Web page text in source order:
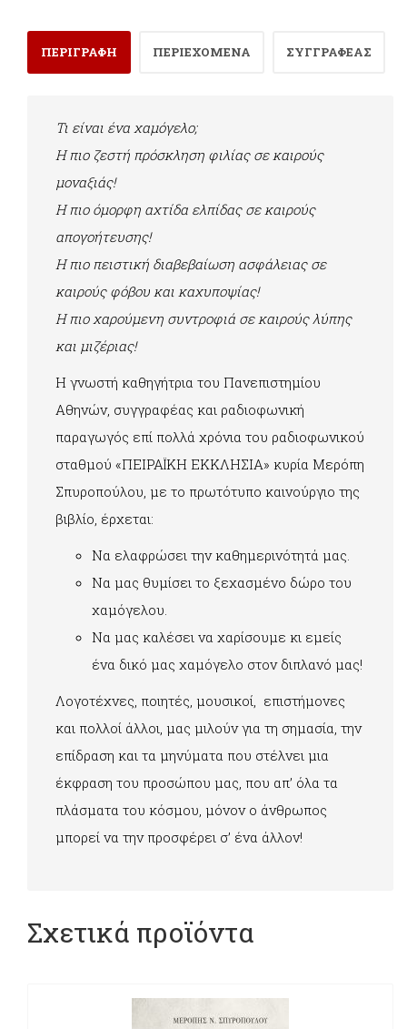
ΠΕΡΙΓΡΑΦΗ ΠΕΡΙΕΧΟΜΕΝΑ ΣΥΓΓΡΑΦΕΑΣ
Τι είναι ένα χαμόγελο;
Η πιο ζεστή πρόσκληση φιλίας σε καιρούς
μοναξιάς!
Η πιο όμορφη αχτίδα ελπίδας σε καιρούς
απογοήτευσης!
Η πιο πειστική διαβεβαίωση ασφάλειας σε
καιρούς φόβου και καχυποψίας!
Η πιο χαρούμενη συντροφιά σε καιρούς λύπης
και μιζέριας!
Η γνωστή καθηγήτρια του Πανεπιστημίου
Αθηνών, συγγραφέας και ραδιοφωνική
παραγωγός επί πολλά χρόνια του ραδιοφωνικού
σταθμού «ΠΕΙΡΑΪΚΗ ΕΚΚΛΗΣΙΑ» κυρία Μερόπη
Σπυροπούλου, με το πρωτότυπο καινούργιο της
βιβλίο, έρχεται:
Να ελαφρώσει την καθημερινότητά μας.
Να μας θυμίσει το ξεχασμένο δώρο του
χαμόγελου.
Να μας καλέσει να χαρίσουμε κι εμείς
ένα δικό μας χαμόγελο στον διπλανό μας!
Λογοτέχνες, ποιητές, μουσικοί, επιστήμονες
και πολλοί άλλοι, μας μιλούν για τη σημασία, την
επίδραση και τα μηνύματα που στέλνει μια
έκφραση του προσώπου μας, που απ’ όλα τα
πλάσματα του κόσμου, μόνον ο άνθρωπος
μπορεί να την προσφέρει σ’ ένα άλλον!
Σχετικά προϊόντα